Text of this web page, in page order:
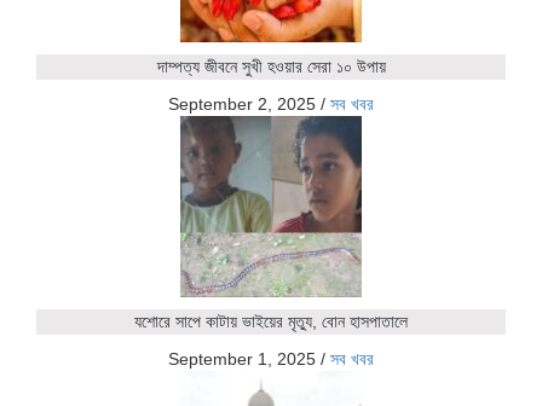
দাম্পত্য জীবনে সুখী হওয়ার সেরা ১০ উপায়
September 2, 2025 / সব খবর
যশোরে সাপে কাটায় ভাইয়ের মৃত্যু, বোন হাসপাতালে
September 1, 2025 / সব খবর